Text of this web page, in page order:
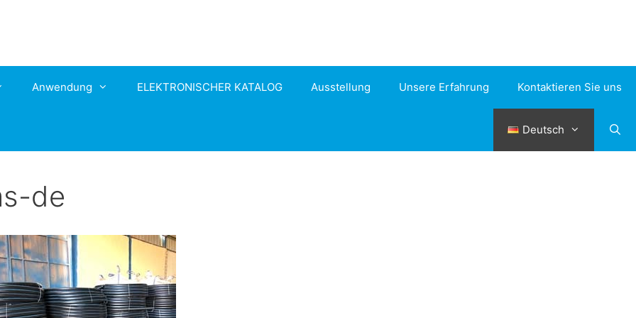
Anwendung ELEKTRONISCHER KATALOG Ausstellung Unsere Erfahrung Kontaktieren Sie uns
Deutsch
de